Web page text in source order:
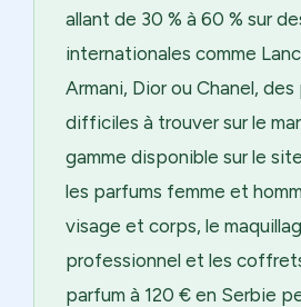
allant de 30 % à 60 % sur
internationales comme
Armani, Dior ou Chanel,
difficiles à trouver sur le
gamme disponible sur le
les parfums femme et
visage et corps, le
professionnel et les
parfum à 120 € en Serbie